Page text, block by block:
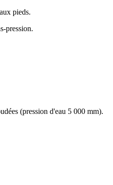
pieds.
pression.
(pression d'eau 5 000 mm).